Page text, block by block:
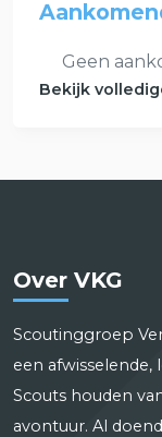
Geen
Bekijk
Over VKG
Scoutinggroep
een afwisselende,
Scouts houden
avontuur. Al